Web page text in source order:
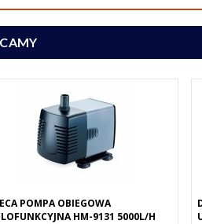
POMPA OBIEGOWA
HM-9131 5000L/H